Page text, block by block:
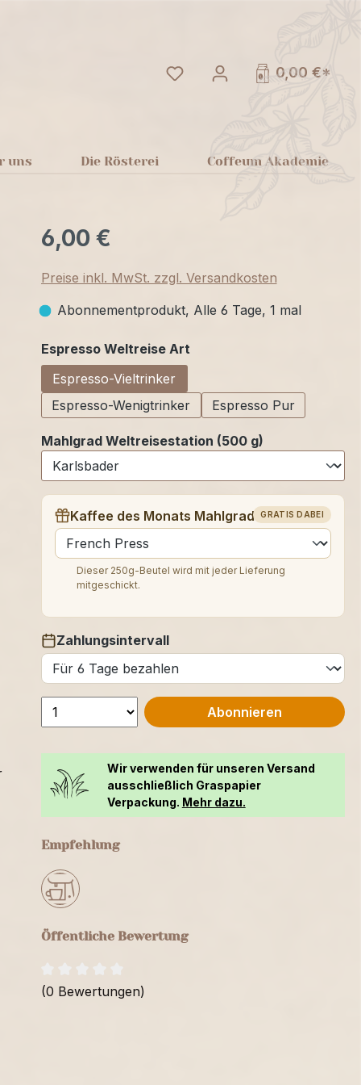
Du hast 0 Produkte auf
0,00 €*
uns Die Rösterei Coffeum Akademie
6,00 €
Preise inkl. MwSt. zzgl. Versandkosten
Abonnementprodukt, Alle 6 Tage, 1 mal
Espresso Weltreise Artauswählen
Espresso-Vieltrinker
Espresso-Wenigtrinker
Espresso Pur
Mahlgrad Weltreisestation (500 g)
GRATIS DABEI
Kaffee des Monats Mahlgrad (250 g)
auswählen
Dieser 250g-Beutel wird mit jeder Lieferung
mitgeschickt.
Zahlungsintervall
auswählen
Abonnieren
Wir verwenden für unseren Versand
ausschließlich Graspapier
Verpackung. Mehr dazu.
Empfehlung
Öffentliche Bewertung
(0 Bewertungen)